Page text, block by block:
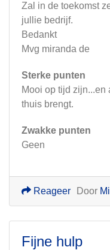
Zal in de toekomst
jullie bedrijf.
Bedankt
Mvg miranda de
Sterke punten
Mooi op tijd zijn...en
thuis brengt.
Zwakke punten
Geen
Door
Reageer
Fijne hulp